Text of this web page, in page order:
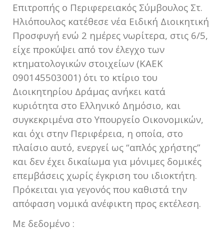
Επιτροπής ο Περιφερειακός Σύμβουλος Στ.
Ηλιόπουλος κατέθεσε νέα Ειδική Διοικητική
Προσφυγή ενώ 2 ημέρες νωρίτερα, στις 6/5,
είχε προκύψει από τον έλεγχο των
κτηματολογικών στοιχείων (ΚΑΕΚ
090145503001) ότι το κτίριο του
Διοικητηρίου Δράμας ανήκει κατά
κυριότητα στο Ελληνικό Δημόσιο, και
συγκεκριμένα στο Υπουργείο Οικονομικών,
και όχι στην Περιφέρεια, η οποία, στο
πλαίσιο αυτό, ενεργεί ως “απλός χρήστης”
και δεν έχει δικαίωμα για μόνιμες δομικές
επεμβάσεις χωρίς έγκριση του ιδιοκτήτη.
Πρόκειται για γεγονός που καθιστά την
απόφαση νομικά ανέφικτη προς εκτέλεση.
Με δεδομένο :